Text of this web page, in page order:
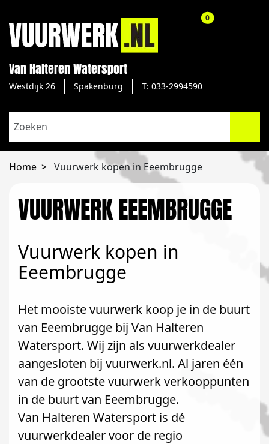
Van Halteren Watersport
Westdijk 26 Spakenburg T: 033-2994590
0aantal
Home Vuurwerk kopen in Eeembrugge
VUURWERK EEEMBRUGGE
Vuurwerk kopen in
Eeembrugge
Het mooiste vuurwerk koop je in de buurt
van Eeembrugge bij Van Halteren
Watersport. Wij zijn als vuurwerkdealer
aangesloten bij vuurwerk.nl. Al jaren één
van de grootste vuurwerk verkooppunten
in de buurt van Eeembrugge.
Van Halteren Watersport is dé
vuurwerkdealer voor de regio